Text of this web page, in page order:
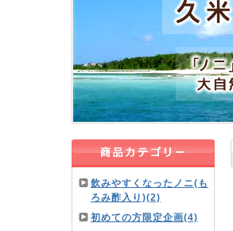
飲みやすくなったノニ(も
ろみ酢入り)(2)
初めての方限定企画(4)